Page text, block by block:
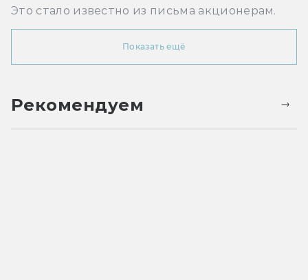
Это стало известно из письма акционерам.
Показать ещё
Рекомендуем